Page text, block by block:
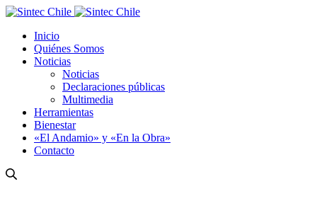
Inicio
Quiénes Somos
Noticias
Noticias
Declaraciones públicas
Multimedia
Herramientas
Bienestar
«El Andamio» y «En la Obra»
Contacto